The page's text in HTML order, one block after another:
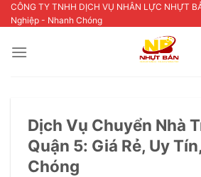
Skip
to
CÔNG TY TNHH DỊCH VỤ NHÂN LỰC NHỰT
Nghiệp - Nhanh Chóng
Dịch Vụ Chuyển Nhà
Quận 5: Giá Rẻ, Uy
Chóng